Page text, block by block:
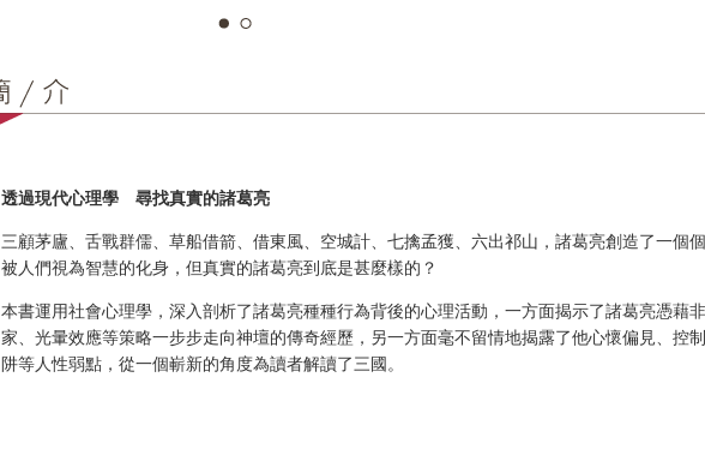
透過現代心理學 尋找真實的諸葛亮
三顧茅廬、舌戰群儒、草船借箭、借東風、空城計、七擒孟獲、六出祁山，諸葛亮創造了一個
被人們視為智慧的化身，但真實的諸葛亮到底是甚麼樣的？
本書運用社會心理學，深入剖析了諸葛亮種種行為背後的心理活動，一方面揭示了諸葛亮憑藉
家、光暈效應等策略一步步走向神壇的傳奇經歷，另一方面毫不留情地揭露了他心懷偏見、控
阱等人性弱點，從一個嶄新的角度為讀者解讀了三國。